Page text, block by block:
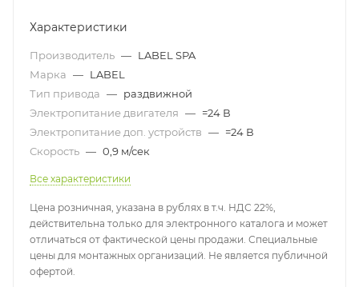
Характеристики
Производитель — LABEL SPA
Марка — LABEL
Тип привода — раздвижной
Электропитание двигателя — =24 В
Электропитание доп. устройств — =24 В
Скорость — 0,9 м/сек
Все характеристики
Цена розничная, указана в рублях в т.ч. НДС 22%,
действительна только для электронного каталога и может
отличаться от фактической цены продажи. Специальные
цены для монтажных организаций. Не является публичной
офертой.